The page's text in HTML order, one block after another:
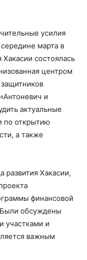
усилия
марта в
состоялась
центром
и
актуальные
по открытию
а также
развития Хакасии,
финансовой
обсуждены
участками и
важным